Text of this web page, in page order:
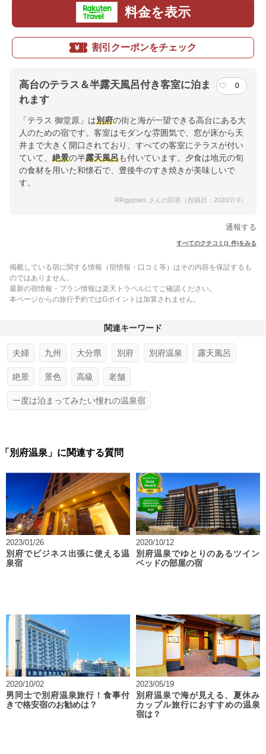
料金を表示
割引クーポンをチェック
高台のテラス＆半露天風呂付き客室に泊ま
れます
0
「テラス 御堂原」は別府の街と海が一望できる高台にある大
人のための宿です。客室はモダンな雰囲気で、窓が床から天
井まで大きく開口されており、すべての客室にテラスが付い
ていて、 絶景の半露天風呂も付いています。夕食は地元の旬
の食材を用いた和懐石で、豊後牛のすき焼きが美味しいで
す。
RRgypsies さんの回答（投稿日：2020/7/ 6）
通報する
すべてのクチコミ(1 件)をみる
掲載している宿に関する情報（宿情報・口コミ等）はその内容を保証するも
のではありません。
最新の宿情報・プラン情報は楽天トラベルにてご確認ください。
本ページからの旅行予約ではGポイントは加算されません。
関連キーワード
夫婦 九州 大分県 別府 別府温泉 露天風呂
絶景 景色 高級 老舗
一度は泊まってみたい憧れの温泉宿
「別府温泉」に関連する質問
2023/01/26
別府でビジネス出張に使える温
泉宿
2020/10/12
別府温泉でゆとりのあるツイン
ベッドの部屋の宿
2020/10/02
男同士で別府温泉旅行！食事付
きで格安宿のお勧めは？
2023/05/19
別府温泉で海が見える、夏休み
カップル旅行におすすめの温泉
宿は？